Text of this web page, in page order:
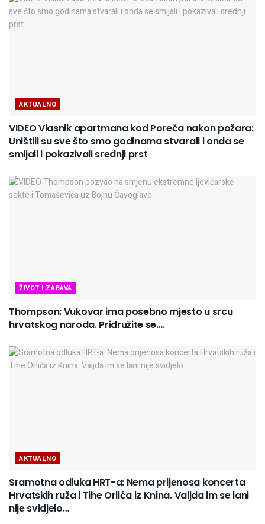
AKTUALNO
VIDEO Vlasnik apartmana kod Poreča nakon požara:
Uništili su sve što smo godinama stvarali i onda se
smijali i pokazivali srednji prst
ŽIVOT I ZABAVA
Thompson: Vukovar ima posebno mjesto u srcu
hrvatskog naroda. Pridružite se….
AKTUALNO
Sramotna odluka HRT-a: Nema prijenosa koncerta
Hrvatskih ruža i Tihe Orlića iz Knina. Valjda im se lani
nije svidjelo…